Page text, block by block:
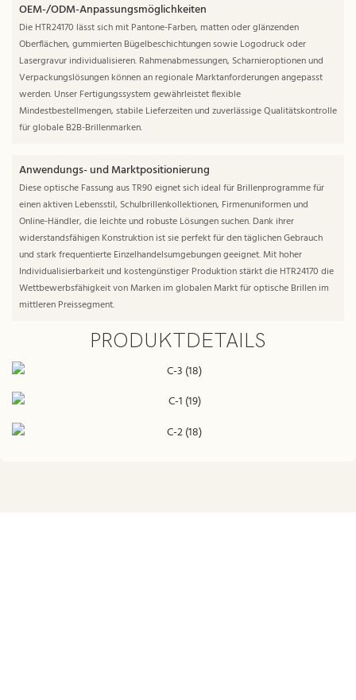
OEM-/ODM-Anpassungsmöglichkeiten
Die HTR24170 lässt sich mit Pantone-Farben, matten oder glänzenden
Oberflächen, gummierten Bügelbeschichtungen sowie Logodruck oder
Lasergravur individualisieren. Rahmenabmessungen, Scharnieroptionen und
Verpackungslösungen können an regionale Marktanforderungen angepasst
werden. Unser Fertigungssystem gewährleistet flexible
Mindestbestellmengen, stabile Lieferzeiten und zuverlässige Qualitätskontrolle
für globale B2B-Brillenmarken.
Anwendungs- und Marktpositionierung
Diese optische Fassung aus TR90 eignet sich ideal für Brillenprogramme für
einen aktiven Lebensstil, Schulbrillenkollektionen, Firmenuniformen und
Online-Händler, die leichte und robuste Lösungen suchen. Dank ihrer
widerstandsfähigen Konstruktion ist sie perfekt für den täglichen Gebrauch
und stark frequentierte Einzelhandelsumgebungen geeignet. Mit hoher
Individualisierbarkeit und kostengünstiger Produktion stärkt die HTR24170 die
Wettbewerbsfähigkeit von Marken im globalen Markt für optische Brillen im
mittleren Preissegment.
PRODUKTDETAILS